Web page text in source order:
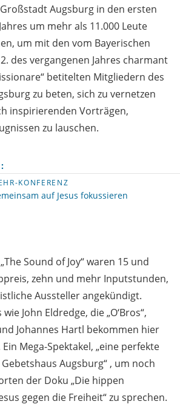
Augsburg in den ersten
um mehr als 11.000 Leute
um mit den vom Bayerischen
des vergangenen Jahres charmant
betitelten Mitgliedern des
zu beten, sich zu vernetzen
inspirierenden Vorträgen,
zu lauschen.
KONFERENZ
auf Jesus fokussieren
Sound of Joy“ waren 15 und
zehn und mehr Inputstunden,
Aussteller angekündigt.
John Eldredge, die „O‘Bros“,
Johannes Hartl bekommen hier
Mega-Spektakel, „eine perfekte
Augsburg“ , um noch
der Doku „Die hippen
gegen die Freiheit“ zu sprechen.